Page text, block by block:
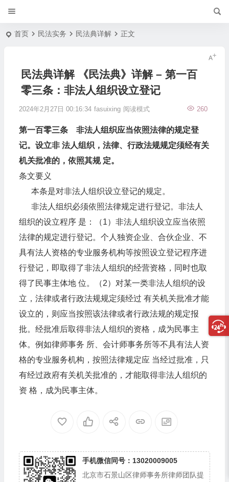
首页 民法实务 民法典详解 正文
民法典详解 《民法典》详解 – 第一百
零三条：非法人组织设立登记
2024年2月27日 00:16:34 fasuixing 260
阅读模式
第一百零三条 非法人组织应当依照法律的规定登
记。设立非 法人组织，法律、行政法规规定须经有关
机关批准的，依照其规 定。
条文要义
本条是对非法人组织设立登记的规定。
非法人组织必须依照法律规定进行登记。非法人
组织的设立程序 是：（1）非法人组织设立应当依照
法律的规定进行登记。个人独资企业、合伙企业、不
具有法人资格的专业服务机构等按照设立登记程序进
行登记，即取得了非法人组织的经营资格，同时也取
得了民事主体地 位。（2）对某一类非法人组织的设
立，法律或者行政法规规定须经过 有关机关批准才能
设立的，则应当按照该法律或者行政法规的规定报
批。经批准后取得非法人组织的资格，成为民事主
体。例如律师事务 所、会计师事务所等不具有法人资
格的专业服务机构，按照法律规定应 当经过批准，只
有经过政府有关机关批准的，才能取得非法人组织的
资 格，成为民事主体。
手机微信同号：13020009005
北京市石景山区律师事务所律师团队提